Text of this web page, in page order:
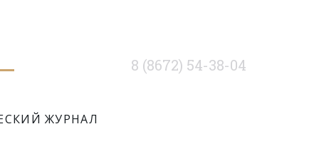
ЖУРНАЛ
8 (8672) 54-38-04